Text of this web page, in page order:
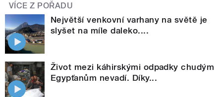
VÍCE Z POŘADU
Největší venkovní varhany na světě je
slyšet na míle daleko....
Život mezi káhirskými odpadky chudým
Egypťanům nevadí. Díky...